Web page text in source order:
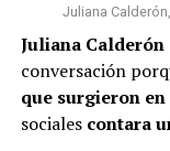
nos
@rutelgamy
En esta ocasión,
que la bogotana
Por un lado,
de cabello
comentaron que l
Juliana
Juliana Calderón
conversación
que surgieron
sociales contara